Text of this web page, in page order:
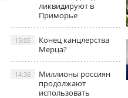
ликвидируют в
Приморье
Конец канцлерства
Мерца?
15:05
Миллионы россиян
продолжают
использовать
14:36